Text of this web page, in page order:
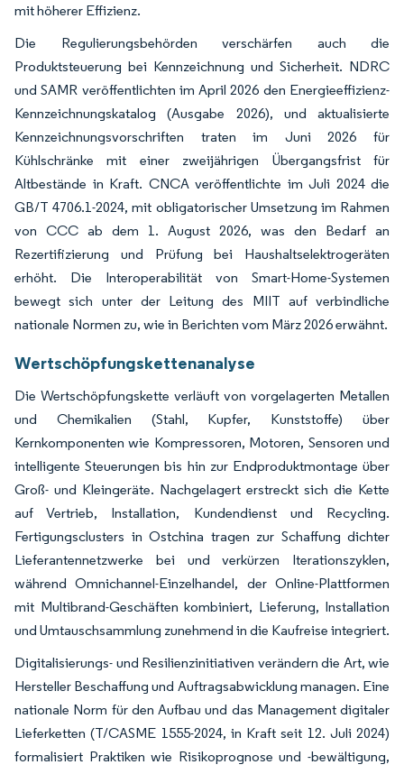
mit höherer Effizienz.
Die Regulierungsbehörden verschärfen auch die
Produktsteuerung bei Kennzeichnung und Sicherheit. NDRC
und SAMR veröffentlichten im April 2026 den Energieeffizienz-
Kennzeichnungskatalog (Ausgabe 2026), und aktualisierte
Kennzeichnungsvorschriften traten im Juni 2026 für
Kühlschränke mit einer zweijährigen Übergangsfrist für
Altbestände in Kraft. CNCA veröffentlichte im Juli 2024 die
GB/T 4706.1-2024, mit obligatorischer Umsetzung im Rahmen
von CCC ab dem 1. August 2026, was den Bedarf an
Rezertifizierung und Prüfung bei Haushaltselektrogeräten
erhöht. Die Interoperabilität von Smart-Home-Systemen
bewegt sich unter der Leitung des MIIT auf verbindliche
nationale Normen zu, wie in Berichten vom März 2026 erwähnt.
Wertschöpfungskettenanalyse
Die Wertschöpfungskette verläuft von vorgelagerten Metallen
und Chemikalien (Stahl, Kupfer, Kunststoffe) über
Kernkomponenten wie Kompressoren, Motoren, Sensoren und
intelligente Steuerungen bis hin zur Endproduktmontage über
Groß- und Kleingeräte. Nachgelagert erstreckt sich die Kette
auf Vertrieb, Installation, Kundendienst und Recycling.
Fertigungsclusters in Ostchina tragen zur Schaffung dichter
Lieferantennetzwerke bei und verkürzen Iterationszyklen,
während Omnichannel-Einzelhandel, der Online-Plattformen
mit Multibrand-Geschäften kombiniert, Lieferung, Installation
und Umtauschsammlung zunehmend in die Kaufreise integriert.
Digitalisierungs- und Resilienzinitiativen verändern die Art, wie
Hersteller Beschaffung und Auftragsabwicklung managen. Eine
nationale Norm für den Aufbau und das Management digitaler
Lieferketten (T/CASME 1555-2024, in Kraft seit 12. Juli 2024)
formalisiert Praktiken wie Risikoprognose und -bewältigung,